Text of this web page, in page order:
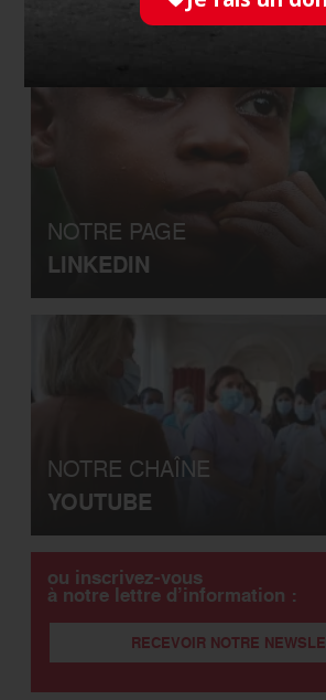
FACEBOOK
NOTRE PAGE
LINKEDIN
NOTRE CHAÎNE
YOUTUBE
ou inscrivez-vous
à notre lettre d’information :
RECEVOIR NOTRE